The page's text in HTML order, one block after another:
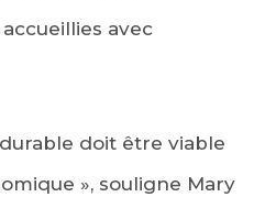
avec
doit être viable
», souligne Mary